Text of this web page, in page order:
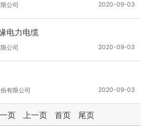
2020-09-03
公司
电力电缆
2020-09-03
公司
2020-09-03
有限公司
页 上一页 首页 尾页